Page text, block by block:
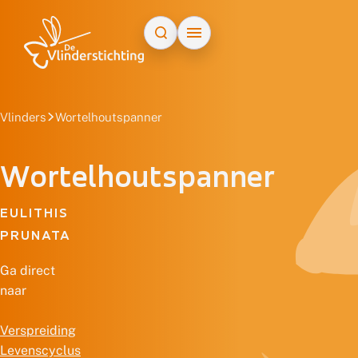
Vlinders Wortelhoutspanner
Wortelhoutspanner
EULITHIS
PRUNATA
Ga direct
naar
Verspreiding
Levenscyclus